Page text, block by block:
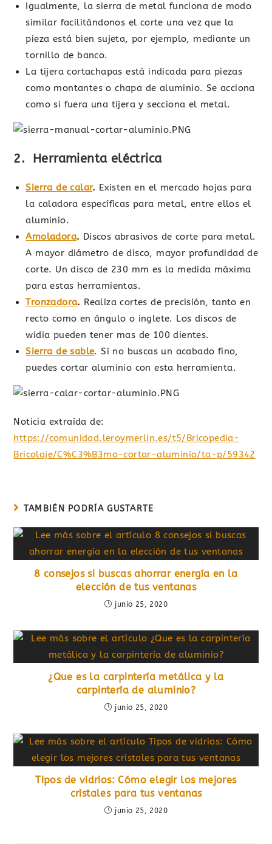
Igualmente, la sierra de metal funciona de modo
similar facilitándonos el corte una vez que la
pieza está bien sujeta, por ejemplo, mediante un
tornillo de banco.
La tijera cortachapas está indicada para piezas
como montantes o chapa de aluminio. Se acciona
como si fuera una tijera y secciona el metal.
2. Herramienta eléctrica
Sierra de calar. Existen en el mercado hojas para
la caladora específicas para metal, entre ellos el
aluminio.
Amoladora. Discos abrasivos de corte para metal.
A mayor diámetro de disco, mayor profundidad de
corte. Un disco de 230 mm es la medida máxima
para estas herramientas.
Tronzadora. Realiza cortes de precisión, tanto en
recto como en ángulo o inglete. Los discos de
widia pueden tener mas de 100 dientes.
Sierra de sable. Si no buscas un acabado fino,
puedes cortar aluminio con esta herramienta.
Noticia extraída de:
https://comunidad.leroymerlin.es/t5/Bricopedia-
Bricolaje/C%C3%B3mo-cortar-aluminio/ta-p/59342
TAMBIÉN PODRÍA GUSTARTE
8 consejos si buscas ahorrar energía en la
elección de tus ventanas
junio 25, 2020
¿Que es la carpintería metálica y la
carpintería de aluminio?
junio 25, 2020
Tipos de vidrios: Cómo elegir los mejores
cristales para tus ventanas
junio 25, 2020